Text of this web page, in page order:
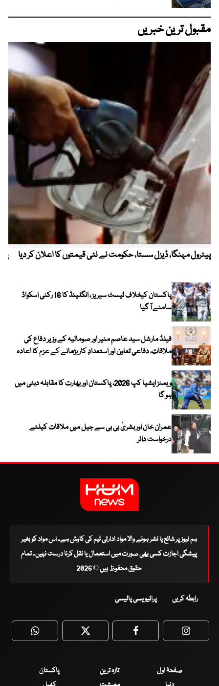
مقبول ترین خبریں
پیٹرول مہنگا، ڈیزل سستا، حکومت نے نئی قیمتوں کا اعلان کر دیا
پاکستان کیخلاف ٹیسٹ سیریز ، انگلینڈ کا 16 رکنی اسکواڈ
سامنے آ گیا
فیلڈ مارشل سید عاصم منیر اور صومالیہ کے وزیر دفاع کی
ملاقات، دفاعی تعاون اور استعدادِ کار بڑھانے کے عزم کا اعادہ
ویمنز ایشیا کپ 2026، پاکستان اور بھارت کا مقابلہ دبئی میں
ہو گا
عمران خان اور بشریٰ بی بی سے جیل میں ملاقات کیلئے
درخواست دائر
ہم نیوز پر شائع یا نشر ہونے والا مواد ادارتی ٹیم کی کاوش ہے۔ اس مواد کو بغیر
پیشگی اجازت کسی بھی صورت میں استعمال یا نقل کرنا درست نہیں۔ تمام
حقوق محفوظ ہیں © 2026
رابطہ کریں پرائیویسی پالیسی
WhatsApp Twitter Facebook
صفحۂ اول تازہ ترین
پاکستان